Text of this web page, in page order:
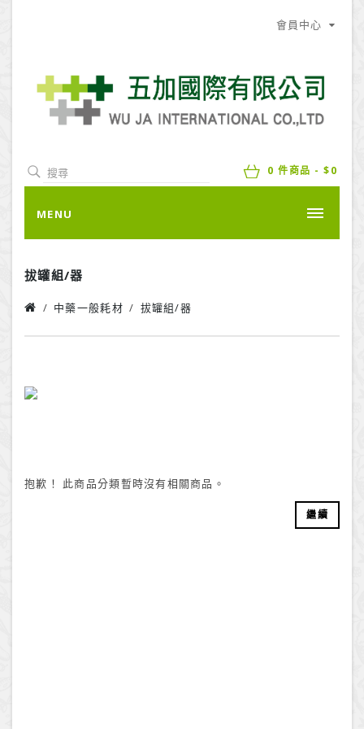
會員中心
0 件商品 - $0
MENU
拔罐組/器
中藥一般耗材 拔罐組/器
抱歉！ 此商品分類暫時沒有相關商品。
繼續